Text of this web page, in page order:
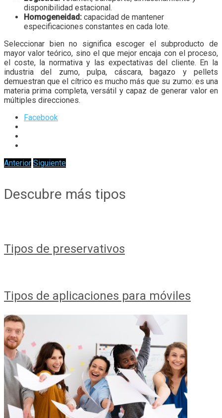
disponibilidad estacional.
Homogeneidad: capacidad de mantener
especificaciones constantes en cada lote.
Seleccionar bien no significa escoger el subproducto de
mayor valor teórico, sino el que mejor encaja con el proceso,
el coste, la normativa y las expectativas del cliente. En la
industria del zumo, pulpa, cáscara, bagazo y pellets
demuestran que el cítrico es mucho más que su zumo: es una
materia prima completa, versátil y capaz de generar valor en
múltiples direcciones.
Facebook
Anterior Siguiente
Descubre más tipos
Tipos de preservativos
Tipos de aplicaciones para móviles